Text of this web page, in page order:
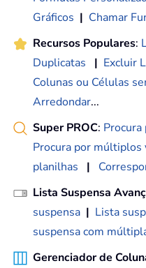
Gráficos | Chamar
Recursos Populares:
Duplicatas
| Excluir
Colunas ou Células
Arredondar...
Super PROC:
Procura por múltiplos
planilhas
|
Lista Suspensa
suspensa | Lista
suspensa com
Gerenciador de